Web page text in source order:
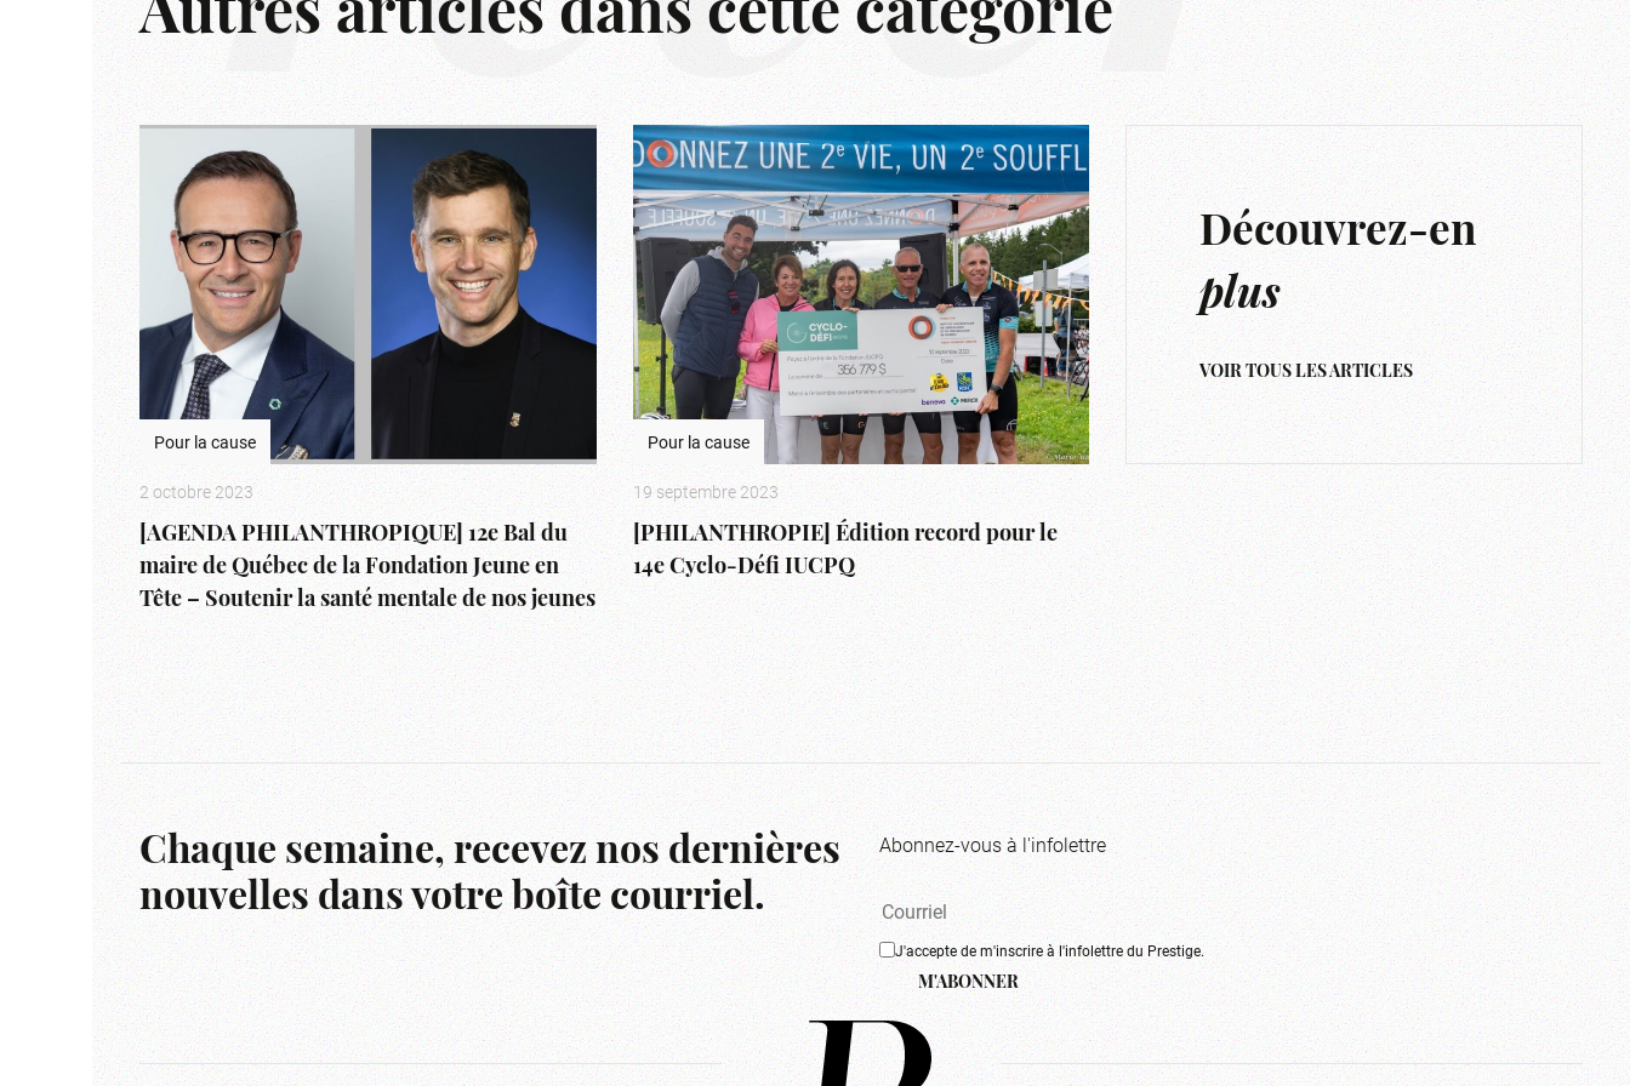
Autres articles dans cette catégorie
Pour la cause
2 octobre 2023
[AGENDA PHILANTHROPIQUE] 12e Bal du
maire de Québec de la Fondation Jeune en
Tête – Soutenir la santé mentale de nos jeunes
Pour la cause
19 septembre 2023
[PHILANTHROPIE] Édition record pour le
14e Cyclo-Défi IUCPQ
Découvrez-en
plus
VOIR TOUS LES ARTICLES
Chaque semaine, recevez nos dernières
nouvelles dans votre boîte courriel.
Abonnez-vous à l'infolettre
J'accepte de m'inscrire à l'infolettre du Prestige.
M'ABONNER